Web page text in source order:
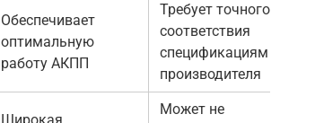
Обеспечивает
оптимальную
работу АКПП
Требует точного
соответствия
спецификациям
производителя
Может не